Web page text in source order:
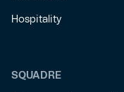
Hospitality
SQUADRE